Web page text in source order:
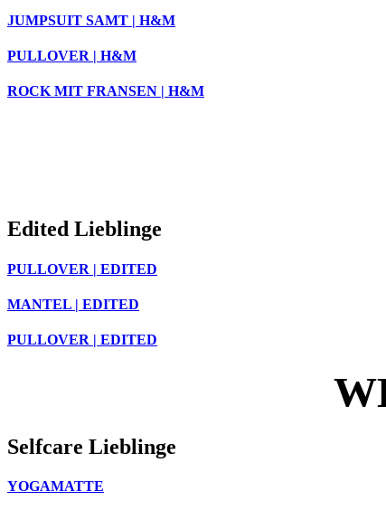
JUMPSUIT SAMT | H&M
PULLOVER | H&M
ROCK MIT FRANSEN | H&M
Edited Lieblinge
PULLOVER | EDITED
MANTEL | EDITED
PULLOVER | EDITED
Selfcare Lieblinge
YOGAMATTE